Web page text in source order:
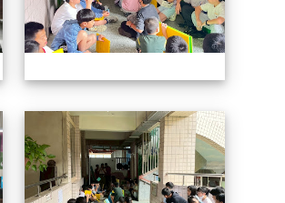
114自治市候選人政見發表會